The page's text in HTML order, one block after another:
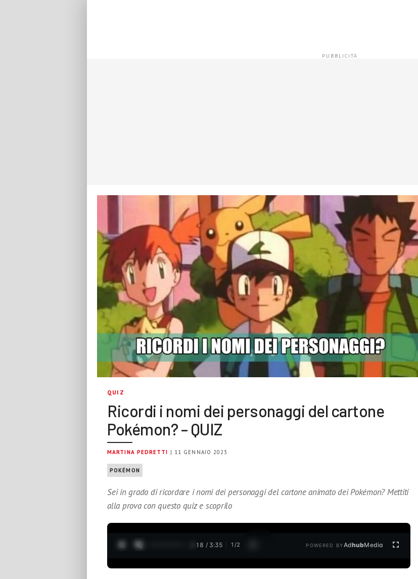
QUIZ
Ricordi i nomi dei personaggi del cartone
Pokémon? – QUIZ
MARTINA PEDRETTI | 11 GENNAIO 2023
POKÉMON
Sei in grado di ricordare i nomi dei personaggi del cartone animato dei Pokémon? Mettiti
alla prova con questo quiz e scoprilo
0:19 / 3:35 1 /2 POWERED BYAdhubMedia